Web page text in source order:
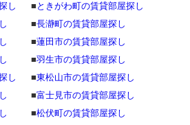
し ■ ときがわ町の賃貸部屋探し
■長瀞町の賃貸部屋探し
■蓮田市の賃貸部屋探し
■羽生市の賃貸部屋探し
し ■東松山市の賃貸部屋探し
■富士見市の賃貸部屋探し
■松伏町の賃貸部屋探し